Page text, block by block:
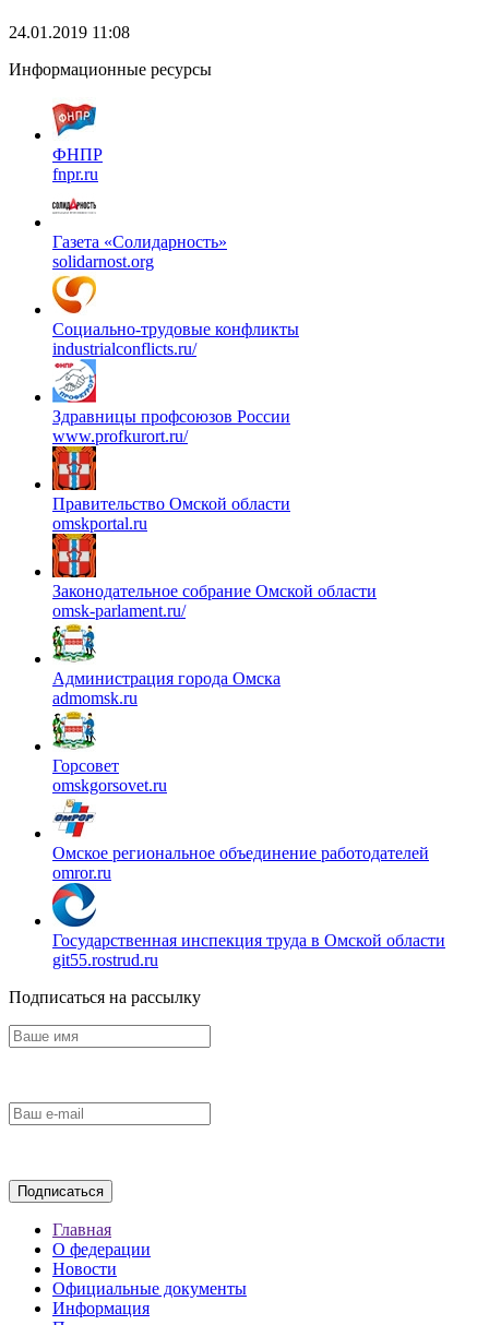
24.01.2019 11:08
Информационные ресурсы
ФНПР
fnpr.ru
Газета «Солидарность»
solidarnost.org
Социально-трудовые конфликты
industrialconflicts.ru/
Здравницы профсоюзов России
www.profkurort.ru/
Правительство Омской области
omskportal.ru
Законодательное собрание Омской области
omsk-parlament.ru/
Администрация города Омска
admomsk.ru
Горсовет
omskgorsovet.ru
Омское региональное объединение работодателей
omror.ru
Государственная инспекция труда в Омской области
git55.rostrud.ru
Подписаться на рассылку
Главная
О федерации
Новости
Официальные документы
Информация